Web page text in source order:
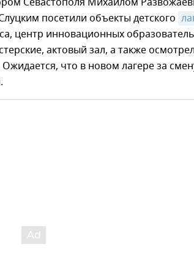
посетили объекты детского
центр инновационных
актовый зал, а также
что в новом лагере за